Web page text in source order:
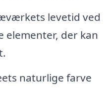
levetid ved
elementer, der kan
naturlige farve